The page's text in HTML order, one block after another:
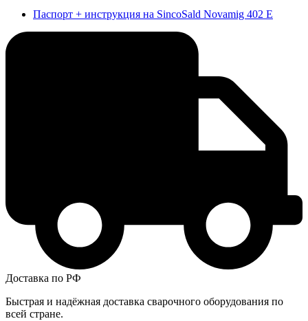
Паспорт + инструкция на SincoSald Novamig 402 E
Доставка по РФ
Быстрая и надёжная доставка сварочного оборудования по
всей стране.